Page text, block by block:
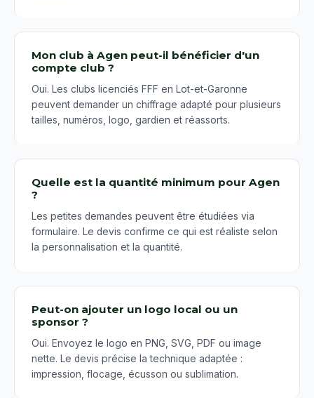
Mon club à Agen peut-il bénéficier d'un
compte club ?
Oui. Les clubs licenciés FFF en Lot-et-Garonne
peuvent demander un chiffrage adapté pour plusieurs
tailles, numéros, logo, gardien et réassorts.
Quelle est la quantité minimum pour Agen
?
Les petites demandes peuvent être étudiées via
formulaire. Le devis confirme ce qui est réaliste selon
la personnalisation et la quantité.
Peut-on ajouter un logo local ou un
sponsor ?
Oui. Envoyez le logo en PNG, SVG, PDF ou image
nette. Le devis précise la technique adaptée :
impression, flocage, écusson ou sublimation.